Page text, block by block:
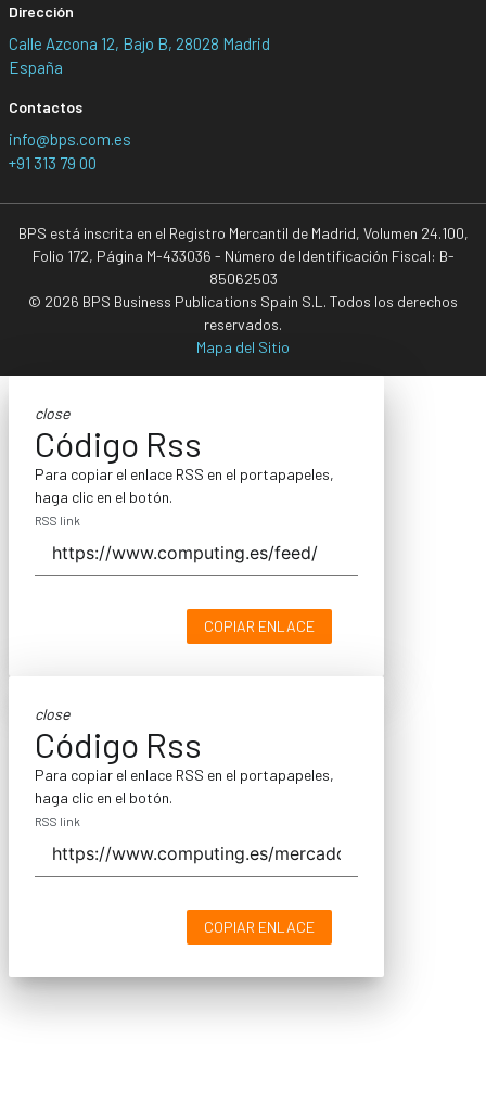
Dirección
Calle Azcona 12, Bajo B, 28028 Madrid
España
Contactos
info@bps.com.es
+91 313 79 00
BPS está inscrita en el Registro Mercantil de Madrid, Volumen 24.100,
Folio 172, Página M-433036 - Número de Identificación Fiscal: B-
85062503
© 2026 BPS Business Publications Spain S.L. Todos los derechos
reservados.
Mapa del Sitio
close
Código Rss
Para copiar el enlace RSS en el portapapeles,
haga clic en el botón.
RSS link
COPIAR ENLACE
close
Código Rss
Para copiar el enlace RSS en el portapapeles,
haga clic en el botón.
RSS link
COPIAR ENLACE